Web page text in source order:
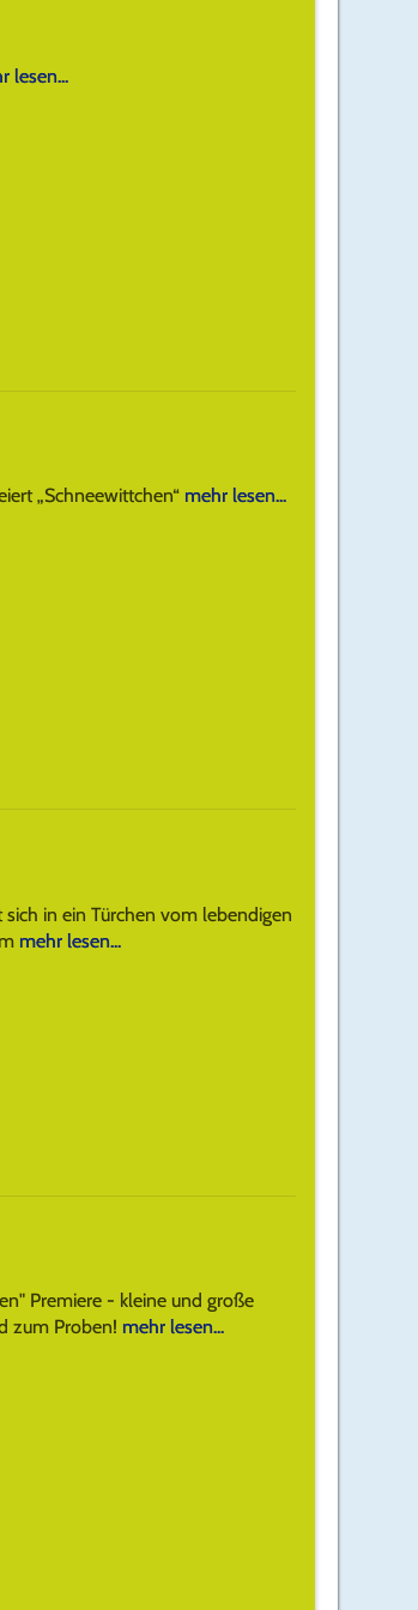
lesen...
„Schneewittchen“ mehr lesen...
in ein Türchen vom lebendigen
mehr lesen...
Premiere - kleine und große
zum Proben! mehr lesen...